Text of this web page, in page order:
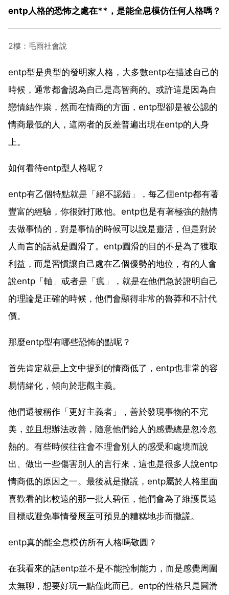
entp人格的恐怖之處在**，是能全息模仿任何人格嗎？
2樓：毛雨社會說
entp型是典型的發明家人格，大多數entp在描述自己的
時候，通常都會認為自己是高智商的。或許這是因為自
戀情結作祟，然而在情商的方面，entp型卻是被公認的
情商最低的人，這兩者的反差普遍出現在entp的人身
上。
如何看待entp型人格呢？
entp有乙個特點就是「絕不認錯」，每乙個entp都有著
豐富的經驗，你很難打敗他。entp也是有著極強的熱情
去做事情的，對是事情的時候可以說是靈活，但是對於
人而言的話就是圓滑了。entp圓滑的目的不是為了獲取
利益，而是習慣讓自己處在乙個優勢的地位，有的人會
說entp「軸」或者是「瘋」，就是在他們急於證明自己
的理論是正確的時候，他們會顯得非常的魯莽和不計代
價。
那麼entp型有哪些恐怖的點呢？
首先肯定就是上文中提到的情商低了，entp也非常的容
易情緒化，傾向於悲觀主義。
他們還被稱作「更好主義者」，善於發現事物的不完
美，並且想辦法改善，隨意他們給人的感覺總是忽冷忽
熱的。有些時候往往會不理會別人的感受和處境而說
出、做出一些傷害別人的言行來，這也是很多人說entp
情商低的原因之一。最後就是撒謊，entp屬於人格里面
喜歡看的比較遠的那一批人碧伍，他們會為了維護長遠
目標或避免事情發展至可預見的糟糕地步而撒謊。
entp真的能全息模仿所有人格嗎敬圓？
在我看來的話entp並不是不能控制能力，而是感覺周圍
太無聊，想要好玩一點僅此而已。entp的性格只是圓滑